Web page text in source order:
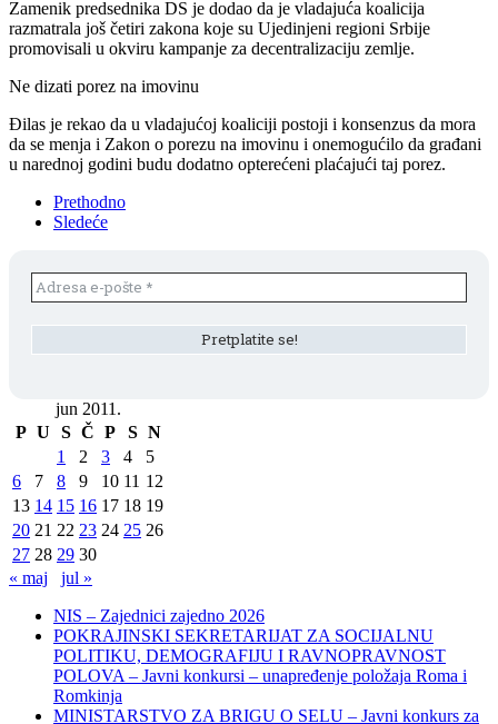
Zamenik predsednika DS je dodao da je vladajuća koalicija
razmatrala još četiri zakona koje su Ujedinjeni regioni Srbije
promovisali u okviru kampanje za decentralizaciju zemlje.
Ne dizati porez na imovinu
Đilas je rekao da u vladajućoj koaliciji postoji i konsenzus da mora
da se menja i Zakon o porezu na imovinu i onemogućilo da građani
u narednoj godini budu dodatno opterećeni plaćajući taj porez.
Prethodno
Sledeće
jun 2011.
P U S Č P S N
1
2 3 4
5
6
7 8 9 10 11 12
13 14 15 16 17 18 19
20 21 22 23 24 25 26
27 28 29 30
« maj
jul »
NIS – Zajednici zajedno 2026
POKRAJINSKI SEKRETARIJAT ZA SOCIJALNU
POLITIKU, DEMOGRAFIJU I RAVNOPRAVNOST
POLOVA – Javni konkursi – unapređenje položaja Roma i
Romkinja
MINISTARSTVO ZA BRIGU O SELU – Javni konkurs za